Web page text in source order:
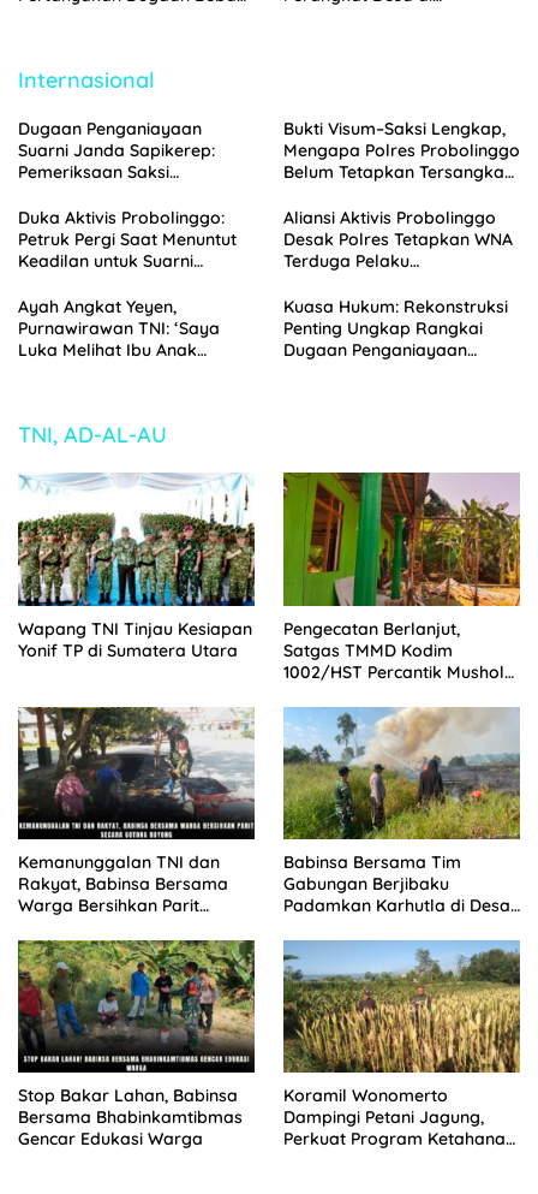
Internasional
Dugaan Penganiayaan
Suarni Janda Sapikerep:
Pemeriksaan Saksi
Probolinggo Segera Gelar
Perkara
Bukti Visum–Saksi Lengkap,
Mengapa Polres Probolinggo
Belum Tetapkan Tersangka
Duka Aktivis Probolinggo:
Petruk Pergi Saat Menuntut
Keadilan untuk Suarni
Aliansi Aktivis Probolinggo
Desak Polres Tetapkan WNA
Terduga Pelaku
sebagai Tersangka
Ayah Angkat Yeyen,
Purnawirawan TNI: ‘Saya
Luka Melihat Ibu Anak
Kuasa Hukum: Rekonstruksi
Penting Ungkap Rangkai
Dugaan Penganiayaan
TNI, AD-AL-AU
Wapang TNI Tinjau Kesiapan
Yonif TP di Sumatera Utara
Pengecatan Berlanjut,
Satgas TMMD Kodim
1002/HST Percantik Mushola
Kemanunggalan TNI dan
Rakyat, Babinsa Bersama
Warga Bersihkan Parit
Babinsa Bersama Tim
Gabungan Berjibaku
Padamkan Karhutla di Desa
Stop Bakar Lahan, Babinsa
Bersama Bhabinkamtibmas
Gencar Edukasi Warga
Koramil Wonomerto
Dampingi Petani Jagung,
Perkuat Program Ketahanan